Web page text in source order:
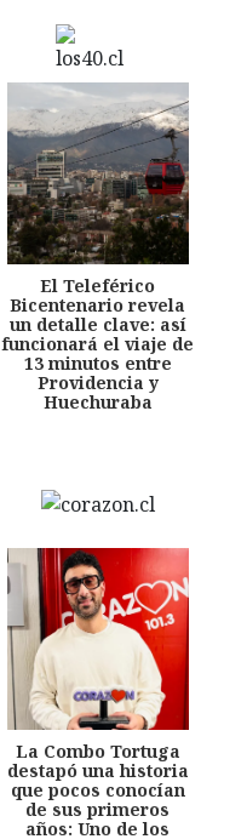
El Teleférico
Bicentenario revela
un detalle clave: así
funcionará el viaje de
13 minutos entre
Providencia y
Huechuraba
La Combo Tortuga
destapó una historia
que pocos conocían
de sus primeros
años: Uno de los